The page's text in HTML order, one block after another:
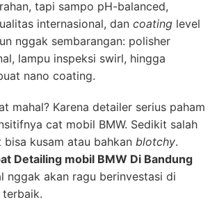
tapi sampo pH-balanced,
internasional, dan coating level
nggak sembarangan: polisher
lampu inspeksi swirl, hingga
nano coating.
mahal? Karena detailer serius paham
cat mobil BMW. Sedikit salah
kusam atau bahkan blotchy.
Detailing mobil BMW Di Bandung
nggak akan ragu berinvestasi di